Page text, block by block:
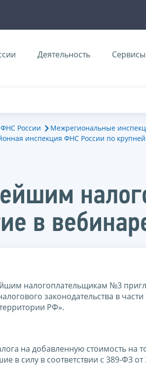
Деятельность Сервисы
России
Межрегиональные
инспекция ФНС России по
в
налогоплательщикам №3
законодательства в
РФ».
на добавленную стоимость на
в силу в соответствии с 389-ФЗ от